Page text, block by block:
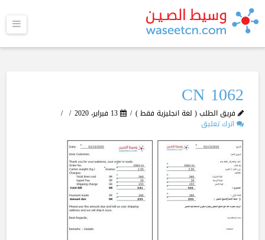
1062 CN
فريق الطلب ( لغة انجليزية فقط )
13 فبراير، 2020
اترك تعليق